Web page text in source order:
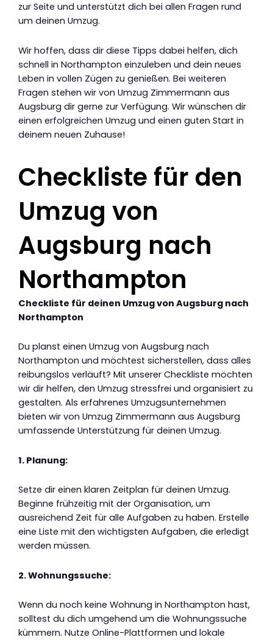
zur Seite und unterstützt dich bei allen Fragen rund
um deinen Umzug.
Wir hoffen, dass dir diese Tipps dabei helfen, dich
schnell in Northampton einzuleben und dein neues
Leben in vollen Zügen zu genießen. Bei weiteren
Fragen stehen wir von Umzug Zimmermann aus
Augsburg dir gerne zur Verfügung. Wir wünschen dir
einen erfolgreichen Umzug und einen guten Start in
deinem neuen Zuhause!
Checkliste für den
Umzug von
Augsburg nach
Northampton
Checkliste für deinen Umzug von Augsburg nach
Northampton
Du planst einen Umzug von Augsburg nach
Northampton und möchtest sicherstellen, dass alles
reibungslos verläuft? Mit unserer Checkliste möchten
wir dir helfen, den Umzug stressfrei und organisiert zu
gestalten. Als erfahrenes Umzugsunternehmen
bieten wir von Umzug Zimmermann aus Augsburg
umfassende Unterstützung für deinen Umzug.
1. Planung:
Setze dir einen klaren Zeitplan für deinen Umzug.
Beginne frühzeitig mit der Organisation, um
ausreichend Zeit für alle Aufgaben zu haben. Erstelle
eine Liste mit den wichtigsten Aufgaben, die erledigt
werden müssen.
2. Wohnungssuche:
Wenn du noch keine Wohnung in Northampton hast,
solltest du dich umgehend um die Wohnungssuche
kümmern. Nutze Online-Plattformen und lokale